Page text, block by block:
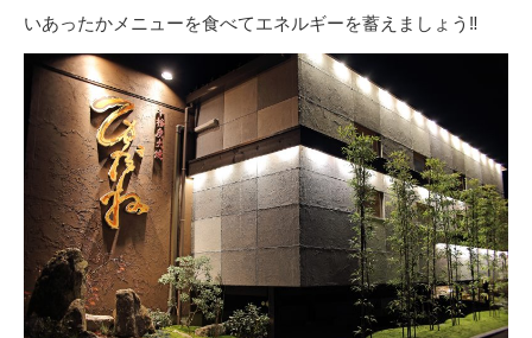
いあったかメニューを食べてエネルギーを蓄えましょう‼️